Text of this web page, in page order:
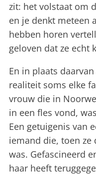
zit: het volstaat om
en je denkt meteen
hebben horen
geloven dat ze echt
En in plaats
realiteit soms elke
vrouw die in
in een fles vond,
Een getuigenis van
iemand die, toen ze
was. Gefascineerd
haar heeft